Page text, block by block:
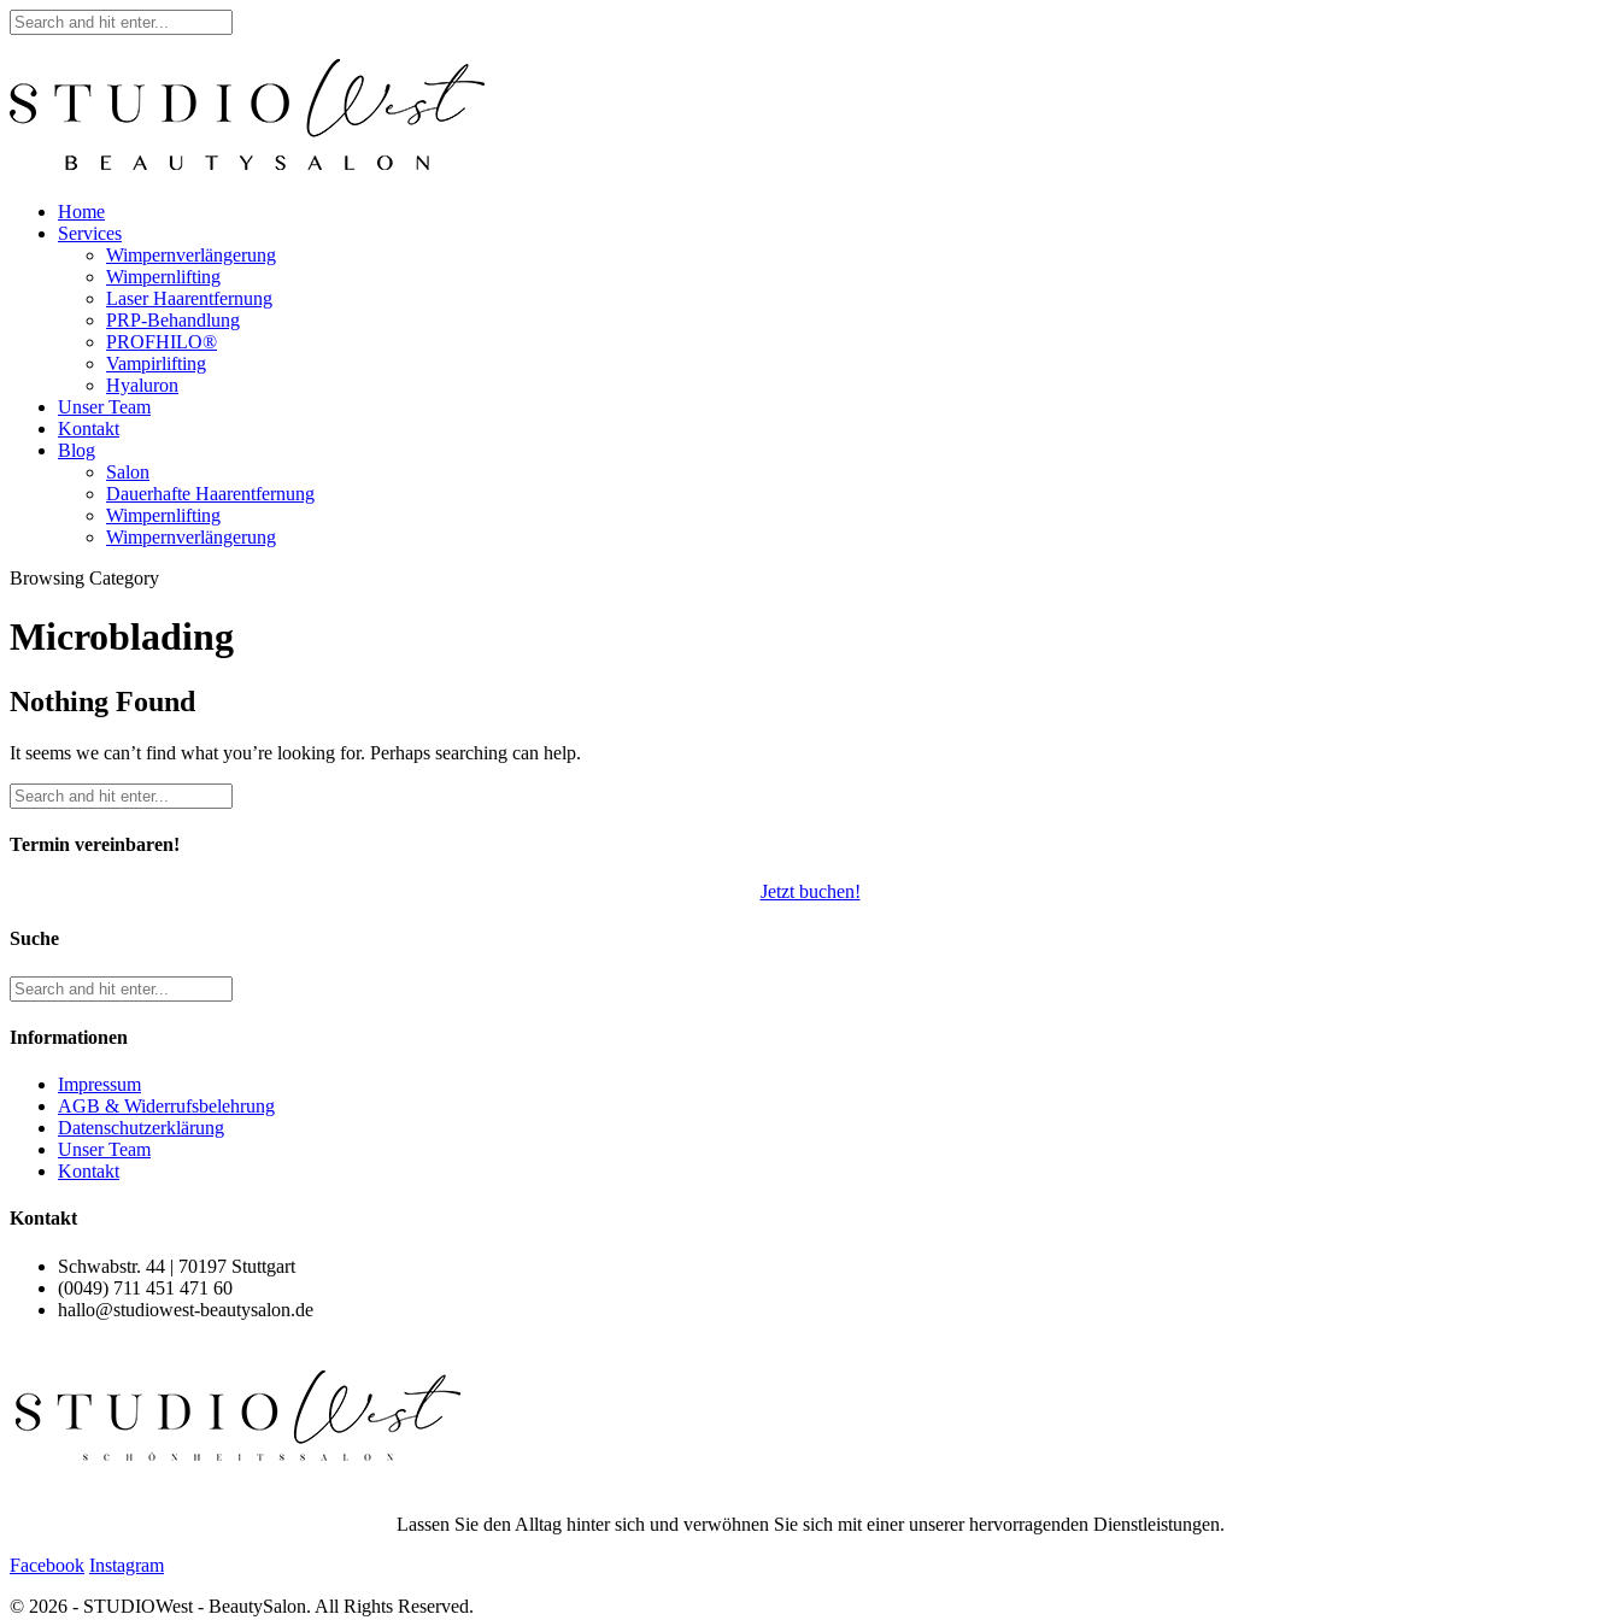
Home
Services
Wimpernverlängerung
Wimpernlifting
Laser Haarentfernung
PRP-Behandlung
PROFHILO®
Vampirlifting
Hyaluron
Unser Team
Kontakt
Blog
Salon
Dauerhafte Haarentfernung
Wimpernlifting
Wimpernverlängerung
Browsing Category
Microblading
Nothing Found
It seems we can’t find what you’re looking for. Perhaps searching can help.
Termin vereinbaren!
Jetzt buchen!
Suche
Informationen
Impressum
AGB & Widerrufsbelehrung
Datenschutzerklärung
Unser Team
Kontakt
Kontakt
Schwabstr. 44 | 70197 Stuttgart
(0049) 711 451 471 60
hallo@studiowest-beautysalon.de
Lassen Sie den Alltag hinter sich und verwöhnen Sie sich mit einer unserer hervorragenden Dienstleistungen.
Facebook Instagram
© 2026 - STUDIOWest - BeautySalon. All Rights Reserved.